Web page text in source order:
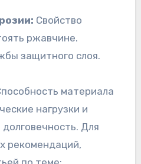
Свойство
ржавчине.
защитного слоя.
материала
нагрузки и
Для
рекомендаций,